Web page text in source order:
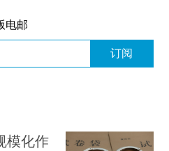
电邮
订阅
模化作